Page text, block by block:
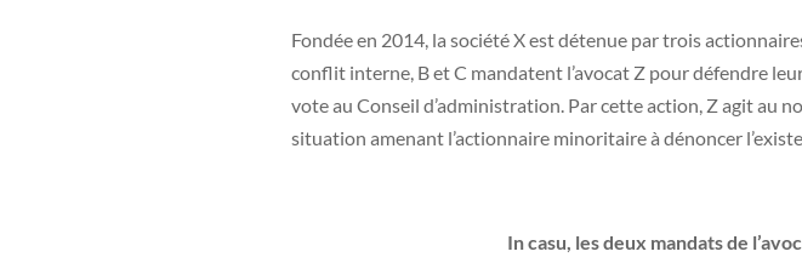
Fondée en 2014, la société X est détenue par trois
conflit interne, B et C mandatent l’avocat Z pour défendre
vote au Conseil d’administration. Par cette action, Z agit au
situation amenant l’actionnaire minoritaire à dénoncer
In casu, les deux mandats de